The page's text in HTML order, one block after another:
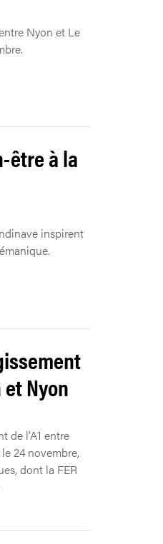
Nyon et Le
être à la
inspirent
et Nyon
de l’A1 entre
24 novembre,
dont la FER